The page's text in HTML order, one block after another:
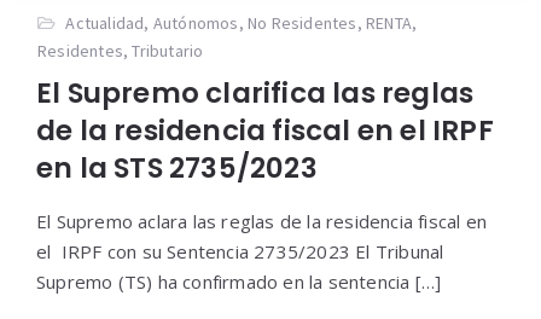
Actualidad, Autónomos, No Residentes, RENTA,
Residentes,Tributario
El Supremo clarifica las reglas
de la residencia fiscal en el IRPF
en la STS 2735/2023
El Supremo aclara las reglas de la residencia fiscal en
el IRPF con su Sentencia 2735/2023 El Tribunal
Supremo (TS) ha confirmado en la sentencia […]